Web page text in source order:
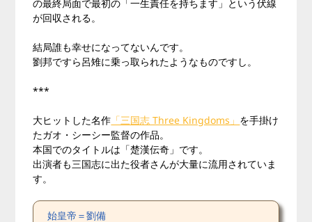
の最終局面で最初の「一生責任を持ちます」という伏線
が回収される。
結局誰も幸せになってないんです。
劉邦ですら呂雉に乗っ取られたようなものですし。
***
大ヒットした名作 「三国志 Three Kingdoms」 を手掛け
たガオ・シーシー監督の作品。
本国でのタイトルは「楚漢伝奇」です。
出演者も三国志に出た役者さんが大量に流用されていま
す。
始皇帝＝劉備